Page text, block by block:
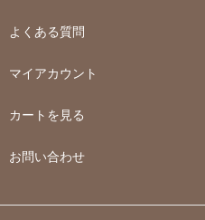
よくある質問
マイアカウント
カートを見る
お問い合わせ